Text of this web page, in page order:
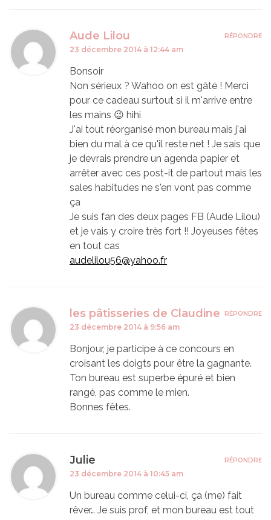
Aude Lilou
23 décembre 2014 à 12:44 am
Bonsoir
Non sérieux ? Wahoo on est gâté ! Merci
pour ce cadeau surtout si il m'arrive entre
les mains 😉 hihi
J'ai tout réorganisé mon bureau mais j'ai
bien du mal à ce qu'il reste net ! Je sais que
je devrais prendre un agenda papier et
arrêter avec ces post-it de partout mais les
sales habitudes ne s'en vont pas comme
ça
Je suis fan des deux pages FB (Aude Lilou)
et je vais y croire très fort !! Joyeuses fêtes
en tout cas
audelilou56@yahoo.fr
RÉPONDRE
les pâtisseries de Claudine
23 décembre 2014 à 9:56 am
Bonjour, je participe à ce concours en
croisant les doigts pour être la gagnante.
Ton bureau est superbe épuré et bien
rangé, pas comme le mien.
Bonnes fêtes.
RÉPONDRE
Julie
23 décembre 2014 à 10:45 am
Un bureau comme celui-ci, ça (me) fait
rêver… Je suis prof, et mon bureau est tout
RÉPONDRE